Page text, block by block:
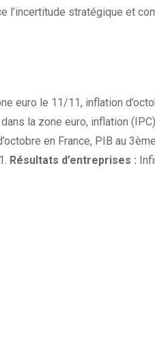
stratégique et
euro le 11/11, inflation
la zone euro, inflation
en France, PIB au
Résultats d’entreprises :